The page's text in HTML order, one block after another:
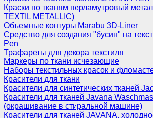
Краски по тканям перламутровый
TEXTIL METALLIC)
Объемные контуры Marabu 3D-Liner
Средство для создания "бусин" на
Pen
Трафареты для декора текстиля
Маркеры по ткани исчезающие
Наборы текстильных красок и
Красители для ткани
Красители для синтетических тканей
Красители для тканей Javana
(окрашивание в стиральной машине)
Красители для тканей JAVANA,